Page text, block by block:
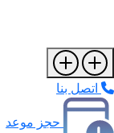
اتصل بنا
حجز موعد